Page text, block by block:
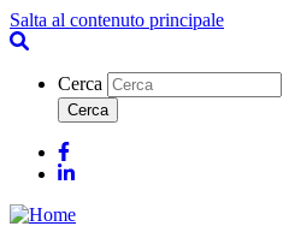
Salta al contenuto principale
Cerca
Facebook
Linkedin